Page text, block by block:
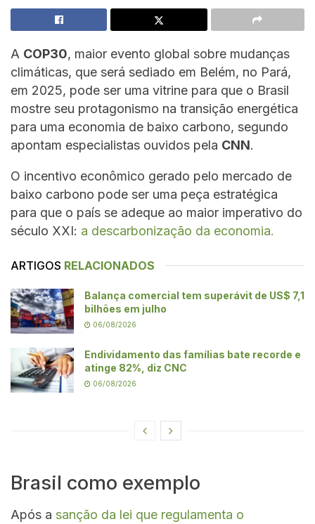
A COP30, maior evento global sobre mudanças
climáticas, que será sediado em Belém, no Pará,
em 2025, pode ser uma vitrine para que o Brasil
mostre seu protagonismo na transição energética
para uma economia de baixo carbono, segundo
apontam especialistas ouvidos pela CNN.
O incentivo econômico gerado pelo mercado de
baixo carbono pode ser uma peça estratégica
para que o país se adeque ao maior imperativo do
século XXI: a descarbonização da economia.
ARTIGOS RELACIONADOS
Balança comercial tem superávit de US$ 7,1
bilhões em julho
06/08/2026
Endividamento das famílias bate recorde e
atinge 82%, diz CNC
06/08/2026
Brasil como exemplo
Após a sanção da lei que regulamenta o